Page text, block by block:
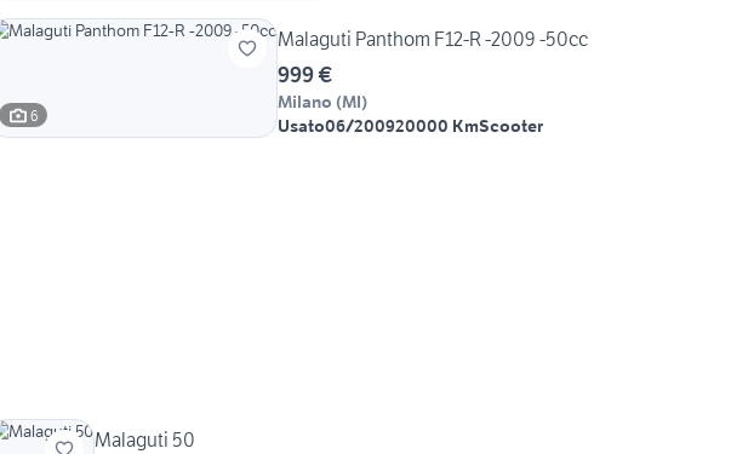
6
Malaguti Panthom F12-R -2009 -50cc
999 €
Milano (MI)
Usato06/200920000 KmScooter
Malaguti 50